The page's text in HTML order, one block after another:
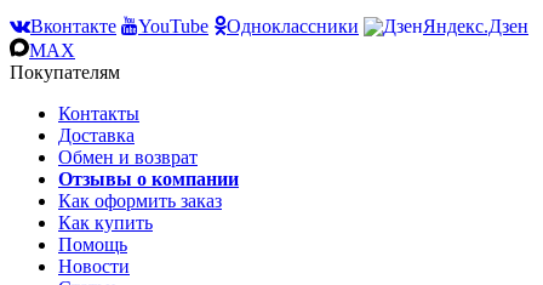
Вконтакте
YouTube Одноклассники
Яндекс.Дзен
MAX
Покупателям
Контакты
Доставка
Обмен и возврат
Отзывы о компании
Как оформить заказ
Как купить
Помощь
Новости